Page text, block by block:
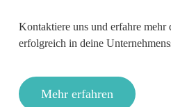
Kontaktiere uns und erfahre
erfolgreich in deine
Mehr erfahren